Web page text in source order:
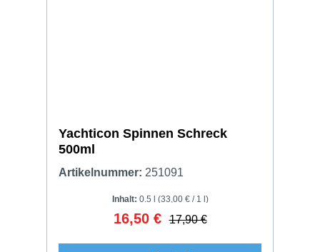
Yachticon Spinnen Schreck
500ml
Artikelnummer: 251091
Inhalt: 0.5 l (33,00 € / 1 l)
Verkaufspreis:
16,50 € Regulärer Preis:
17,90 €